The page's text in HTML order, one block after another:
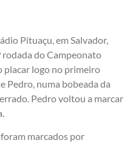
Pituaçu, em Salvador,
rodada do Campeonato
placar logo no primeiro
Pedro, numa bobeada da
Pedro voltou a marcar
marcados por